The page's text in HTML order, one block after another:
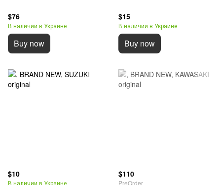
$76
В наличии в Украине
Buy now
$15
В наличии в Украине
Buy now
$10
В наличии в Украине
$110
PreOrder